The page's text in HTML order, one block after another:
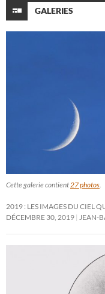
GALERIES
Cette galerie contient 27 photos
2019 : LES IMAGES DU CIEL
DÉCEMBRE 30, 2019
JEAN-